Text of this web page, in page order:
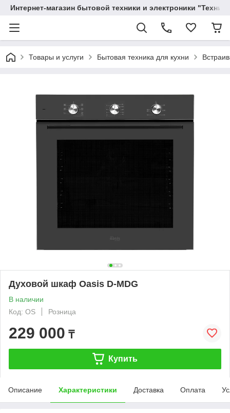
Интернет-магазин бытовой техники и электроники
Товары и услуги Бытовая техника для кухни
Духовой шкаф Oasis D-MDG
В наличии
Код: OS
Розница
229 000 ₸
Купить
Описание Характеристики Доставка Оплата